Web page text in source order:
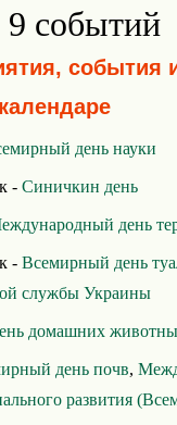
событий
события
день науки
- Синичкин день
день
- Всемирный день
службы Украины
домашних
день почв,
развития